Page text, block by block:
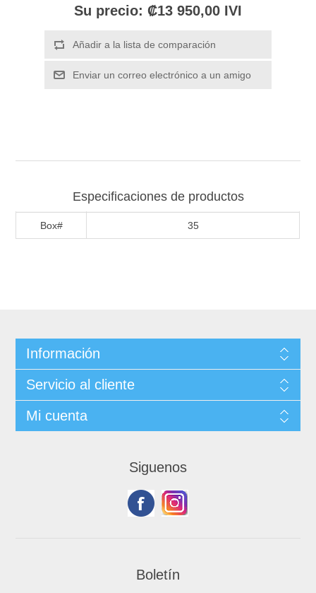
Su precio: ₡13 950,00 IVI
Especificaciones de productos
Box# 35
Información
Servicio al cliente
Mi cuenta
Siguenos
Boletín